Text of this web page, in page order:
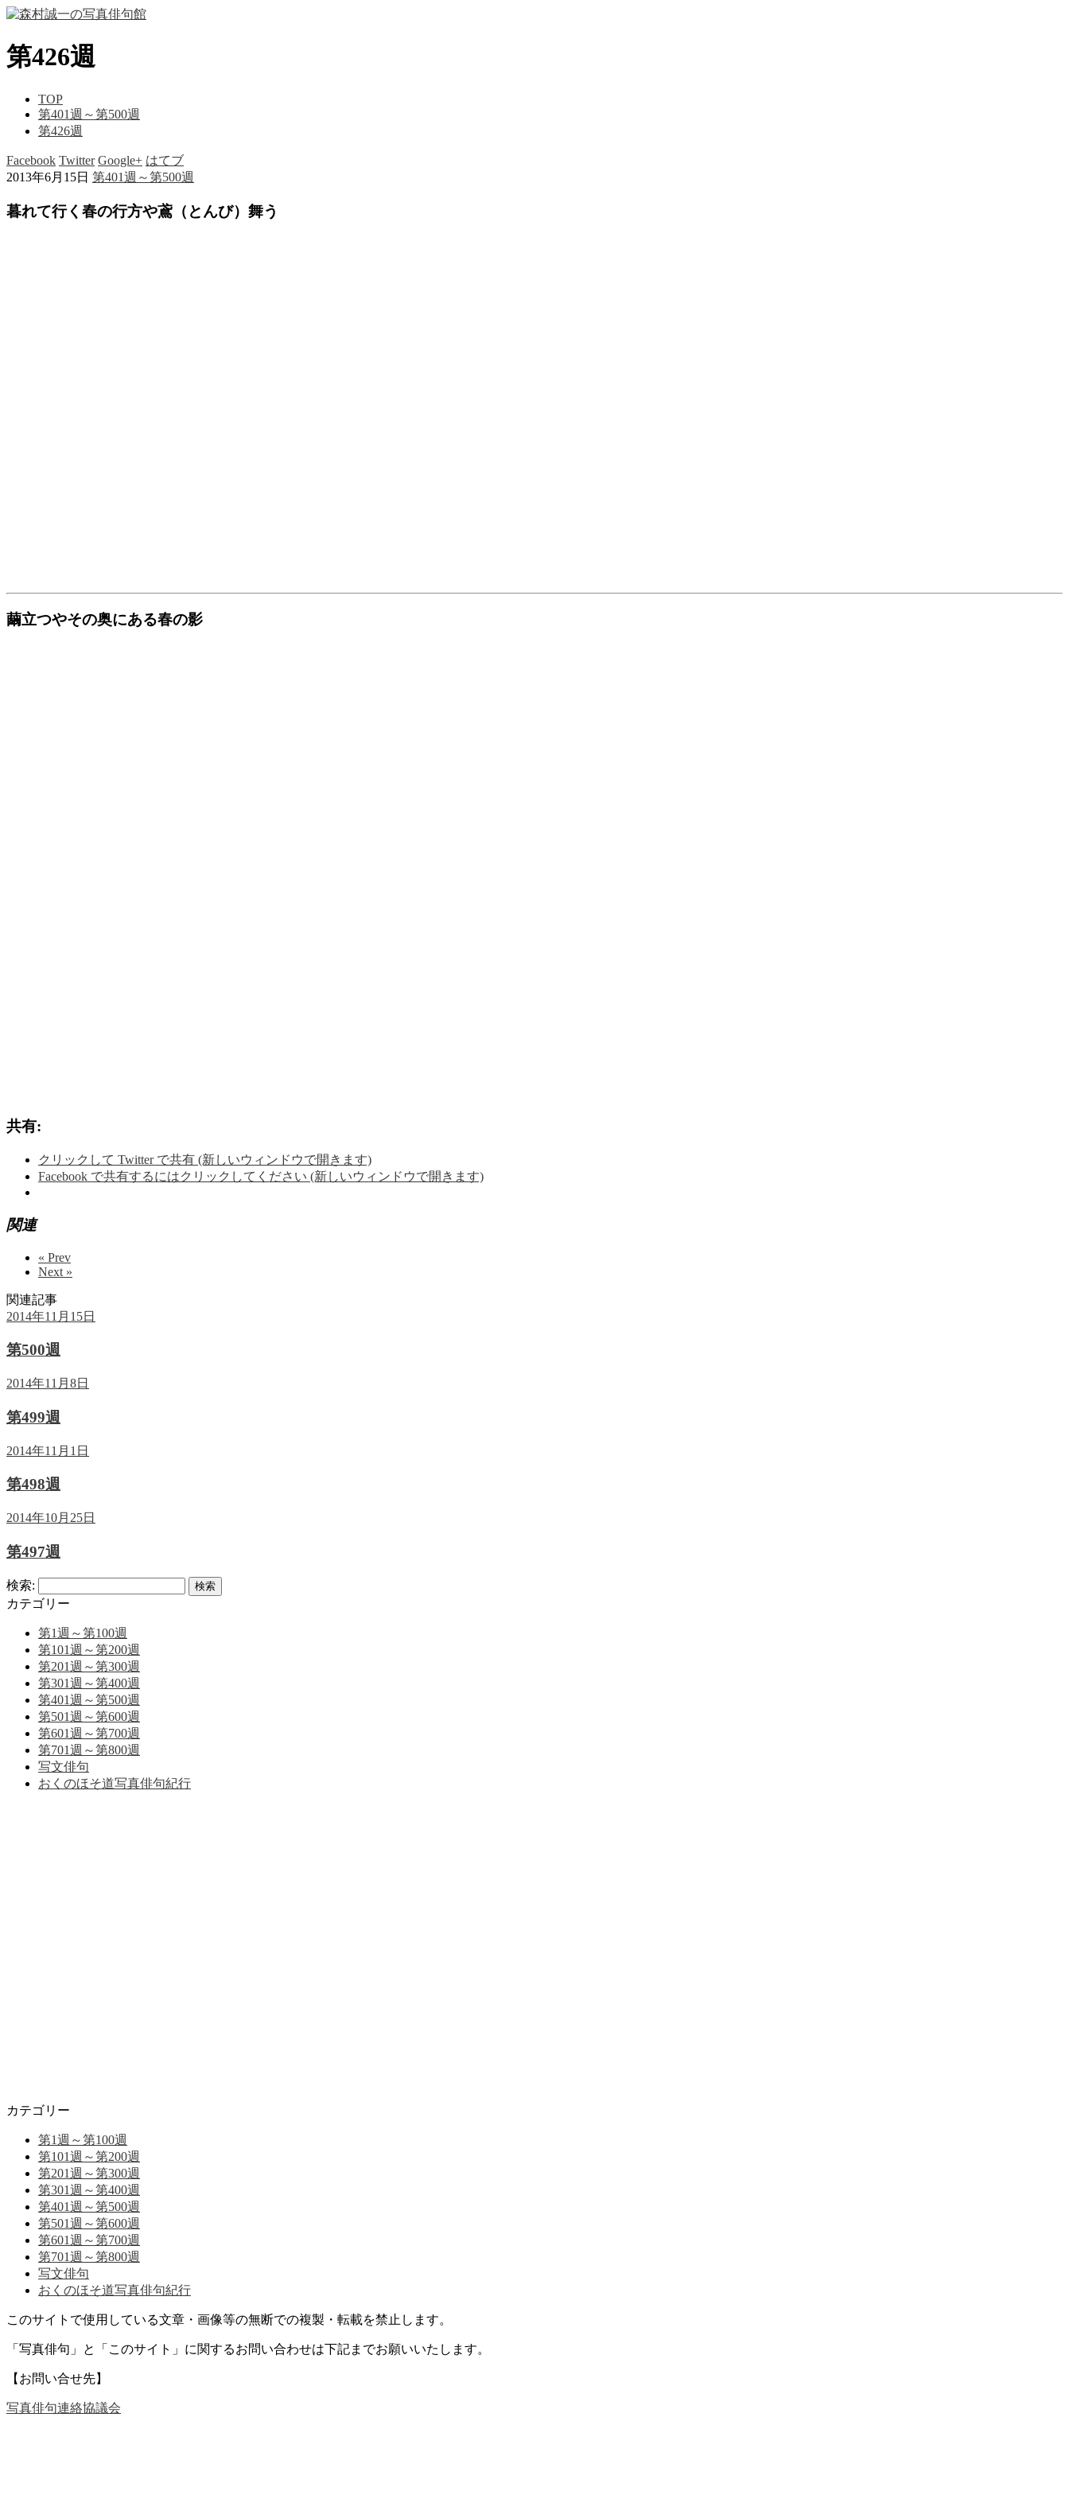
第426週
TOP
第401週～第500週
第426週
Facebook Twitter Google+ はてブ
2013年6月15日 第401週～第500週
暮れて行く春の行方や鳶（とんび）舞う
繭立つやその奥にある春の影
共有:
クリックして Twitter で共有 (新しいウィンドウで開きます)
Facebook で共有するにはクリックしてください (新しいウィンドウで開きます)
関連
« Prev
Next »
関連記事
2014年11月15日
第500週
2014年11月8日
第499週
2014年11月1日
第498週
2014年10月25日
第497週
検索:
カテゴリー
第1週～第100週
第101週～第200週
第201週～第300週
第301週～第400週
第401週～第500週
第501週～第600週
第601週～第700週
第701週～第800週
写文俳句
おくのほそ道写真俳句紀行
カテゴリー
第1週～第100週
第101週～第200週
第201週～第300週
第301週～第400週
第401週～第500週
第501週～第600週
第601週～第700週
第701週～第800週
写文俳句
おくのほそ道写真俳句紀行
このサイトで使用している文章・画像等の無断での複製・転載を禁止します。
「写真俳句」と「このサイト」に関するお問い合わせは下記までお願いいたします。
【お問い合せ先】
写真俳句連絡協議会